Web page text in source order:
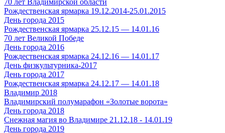
70 лет Владимирской области
Рождественская ярмарка 19.12.2014-25.01.2015
День города 2015
Рождественская ярмарка 25.12.15 — 14.01.16
70 лет Великой Победе
День города 2016
Рождественская ярмарка 24.12.16 — 14.01.17
День физкультурника-2017
День города 2017
Рождественская ярмарка 24.12.17 — 14.01.18
Владимир 2018
Владимирский полумарафон «Золотые ворота»
День города 2018
Снежная магия во Владимире 21.12.18 - 14.01.19
День города 2019